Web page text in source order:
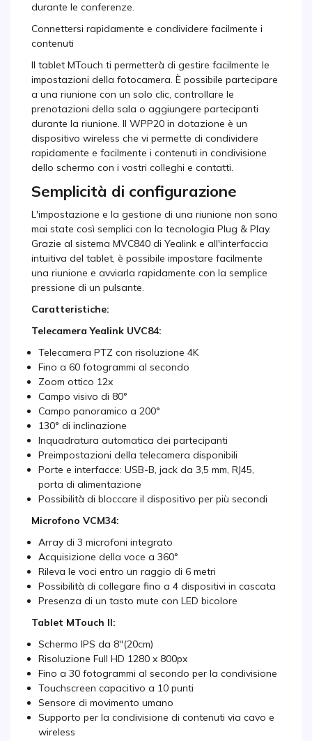
durante le conferenze.
Connettersi rapidamente e condividere facilmente i
contenuti
Il tablet MTouch ti permetterà di gestire facilmente le
impostazioni della fotocamera. È possibile partecipare
a una riunione con un solo clic, controllare le
prenotazioni della sala o aggiungere partecipanti
durante la riunione. Il WPP20 in dotazione è un
dispositivo wireless che vi permette di condividere
rapidamente e facilmente i contenuti in condivisione
dello schermo con i vostri colleghi e contatti.
Semplicità di configurazione
L'impostazione e la gestione di una riunione non sono
mai state così semplici con la tecnologia Plug & Play.
Grazie al sistema MVC840 di Yealink e all'interfaccia
intuitiva del tablet, è possibile impostare facilmente
una riunione e avviarla rapidamente con la semplice
pressione di un pulsante.
Caratteristiche:
Telecamera Yealink UVC84:
Telecamera PTZ con risoluzione 4K
Fino a 60 fotogrammi al secondo
Zoom ottico 12x
Campo visivo di 80°
Campo panoramico a 200°
130° di inclinazione
Inquadratura automatica dei partecipanti
Preimpostazioni della telecamera disponibili
Porte e interfacce: USB-B, jack da 3,5 mm, RJ45,
porta di alimentazione
Possibilità di bloccare il dispositivo per più secondi
Microfono VCM34:
Array di 3 microfoni integrato
Acquisizione della voce a 360°
Rileva le voci entro un raggio di 6 metri
Possibilità di collegare fino a 4 dispositivi in cascata
Presenza di un tasto mute con LED bicolore
Tablet MTouch II:
Schermo IPS da 8''(20cm)
Risoluzione Full HD 1280 x 800px
Fino a 30 fotogrammi al secondo per la condivisione
Touchscreen capacitivo a 10 punti
Sensore di movimento umano
Supporto per la condivisione di contenuti via cavo e
wireless